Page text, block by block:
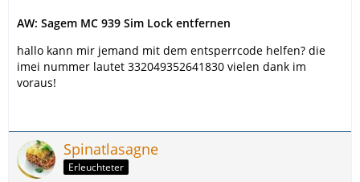
AW: Sagem MC 939 Sim Lock entfernen
hallo kann mir jemand mit dem entsperrcode helfen? die
imei nummer lautet 332049352641830 vielen dank im
voraus!
Spinatlasagne
Erleuchteter